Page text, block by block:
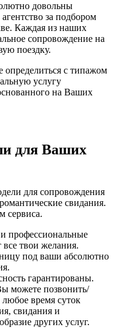
довольны
за подбором
Каждая из наших
сопровождение на
поездку.
с типажом
услугу
на Ваших
для Ваших
для сопровождения
свидания.
сервиса.
профессиональные
твои желания.
под ваши абсолютно
гарантированы.
можете позвонить/
время суток
свидания и
других услуг.